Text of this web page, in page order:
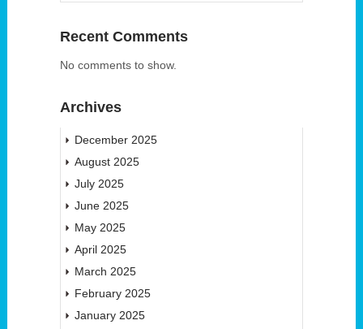
Recent Comments
No comments to show.
Archives
December 2025
August 2025
July 2025
June 2025
May 2025
April 2025
March 2025
February 2025
January 2025